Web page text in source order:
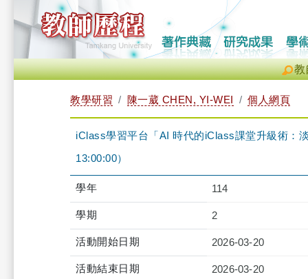
教
教學研習 陳一葳 CHEN, YI-WEI 個人網頁
iClass學習平台「AI 時代的iClass課堂升級術：
13:00:00）
學年 114
學期 2
活動開始日期 2026-03-20
活動結束日期 2026-03-20